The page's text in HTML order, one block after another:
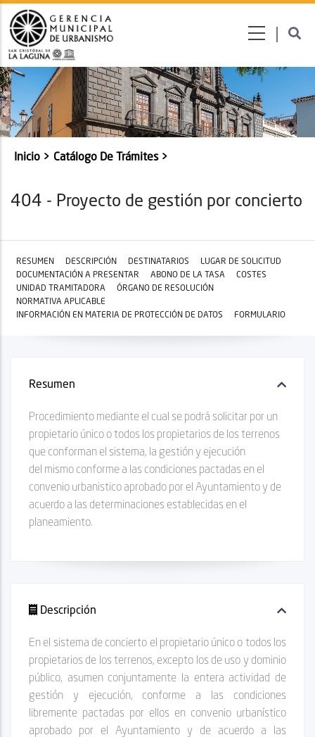
Submenú
Sobrescribir
de
la
navegación
Inicio Catálogo De Trámites
404 - Proyecto de gestión por concierto
RESUMEN DESCRIPCIÓN DESTINATARIOS
LUGAR DE SOLICITUD
DOCUMENTACIÓN A PRESENTAR
ABONO DE LA TASA
COSTES
UNIDAD TRAMITADORA
ÓRGANO DE RESOLUCIÓN
NORMATIVA APLICABLE
INFORMACIÓN EN MATERIA DE PROTECCIÓN DE DATOS
FORMULARIO
Resumen
Procedimiento mediante el cual se podrá solicitar por un
propietario único o todos los propietarios de los terrenos
que conforman el sistema, la gestión y ejecución
del mismo conforme a las condiciones pactadas en el
convenio urbanistico aprobado por el Ayuntamiento y de
acuerdo a las determinaciones establecidas en el
planeamiento.
Descripción
En el sistema de concierto el propietario único o todos los
propietarios de los terrenos, excepto los de uso y dominio
público, asumen conjuntamente la entera actividad de
gestión y ejecución, conforme a las condiciones
libremente pactadas por ellos en convenio urbanístico
aprobado por el Ayuntamiento y de acuerdo a las